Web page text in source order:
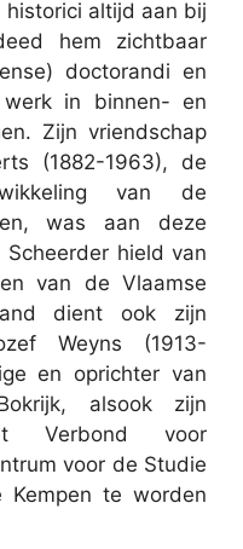
historici altijd aan bij
hem zichtbaar
doctorandi en
in binnen- en
Zijn vriendschap
(1882-1963), de
van de
was aan deze
hield van
van de Vlaamse
dient ook zijn
Weyns (1913-
en oprichter van
alsook zijn
Verbond voor
voor de Studie
te worden